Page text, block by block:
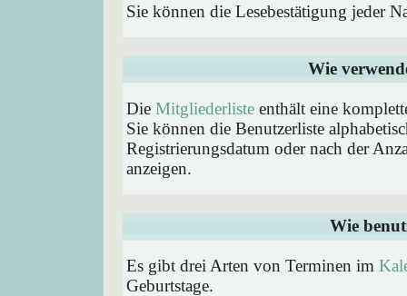
Sie können die Lesebestätigung jeder
Wie
Die Mitgliederliste enthält eine
Sie können die Benutzerliste
Registrierungsdatum oder nach der
anzeigen.
Wie
Es gibt drei Arten von Terminen im
Geburtstage.